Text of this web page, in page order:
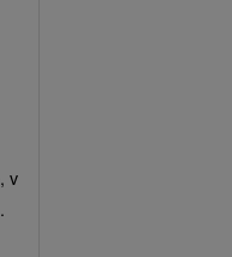
v